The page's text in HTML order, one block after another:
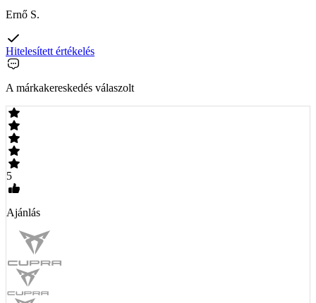
Ernő S.
Hitelesített értékelés
A márkakereskedés válaszolt
5
Ajánlás